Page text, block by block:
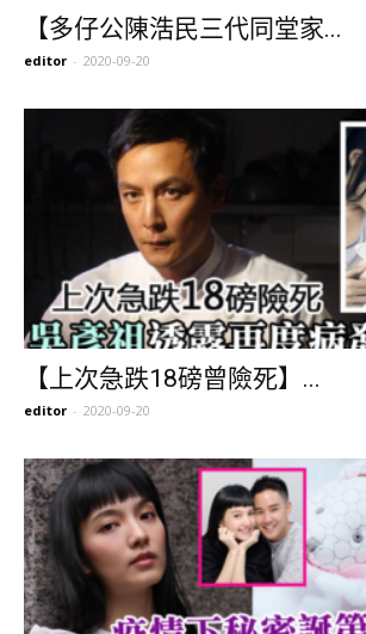
【多仔公陳浩民三代同堂家...
editor - 2020-09-20
【上次急跌18磅曾險死】...
editor - 2020-09-20